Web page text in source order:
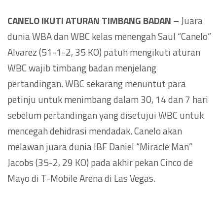
CANELO IKUTI ATURAN TIMBANG BADAN –Juara
dunia WBA dan WBC kelas menengah Saul “Canelo”
Alvarez (51-1-2, 35 KO) patuh mengikuti aturan
WBC wajib timbang badan menjelang
pertandingan. WBC sekarang menuntut para
petinju untuk menimbang dalam 30, 14 dan 7 hari
sebelum pertandingan yang disetujui WBC untuk
mencegah dehidrasi mendadak. Canelo akan
melawan juara dunia IBF Daniel “Miracle Man”
Jacobs (35-2, 29 KO) pada akhir pekan Cinco de
Mayo di T-Mobile Arena di Las Vegas.